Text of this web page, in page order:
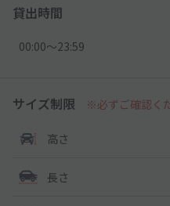
貸出時間
00:00〜23:59
サイズ制限 ※必ずご確認く
高さ
長さ